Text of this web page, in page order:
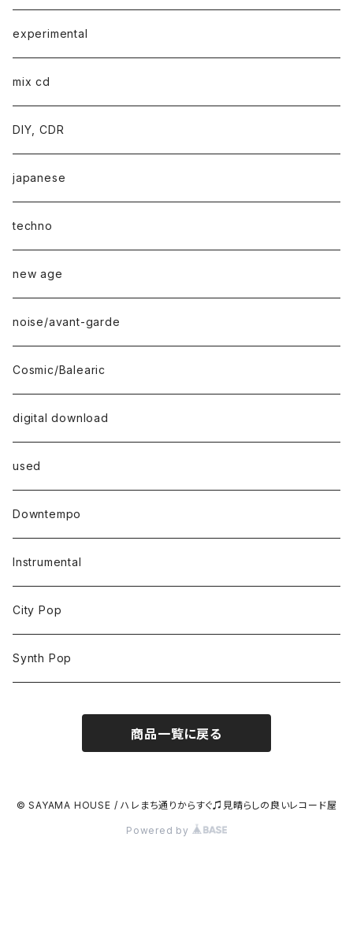
experimental
mix cd
DIY, CDR
japanese
techno
new age
noise/avant-garde
Cosmic/Balearic
digital download
used
Downtempo
Instrumental
City Pop
Synth Pop
商品一覧に戻る
© SAYAMA HOUSE / ハレまち通りからすぐ♫見晴らしの良いレコード屋
Powered by